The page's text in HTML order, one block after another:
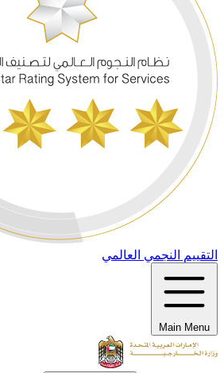
التقييم النجمي العالمي
Main Menu